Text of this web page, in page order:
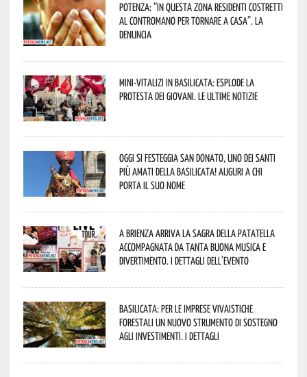
Potenza: “In questa zona residenti costretti
al contromano per tornare a casa”. La
denuncia
Mini-vitalizi in Basilicata: esplode la
protesta dei giovani. Le ultime notizie
Oggi si festeggia San Donato, uno dei Santi
più amati della Basilicata! Auguri a chi
porta il suo nome
A Brienza arriva la Sagra della Patatella
accompagnata da tanta buona musica e
divertimento. I dettagli dell’evento
Basilicata: per le imprese vivaistiche
forestali un nuovo strumento di sostegno
agli investimenti. I dettagli